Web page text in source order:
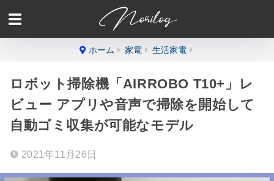
ホーム 家電 生活家電
ロボット掃除機「AIRROBO T10+」レ
ビュー アプリや音声で掃除を開始して
自動ゴミ収集が可能なモデル
2021年11月26日